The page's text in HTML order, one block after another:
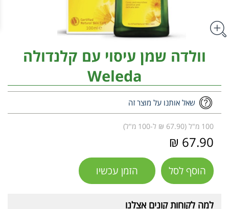
וולדה שמן עיסוי עם קלנדולה
Weleda
שאל אותנו על מוצר זה
100 מ"ל (67.90 ₪ ל-100 מ"ל)
67.90 ₪
הוסף לסל הזמן עכשיו
למה לקוחות קונים אצלנו